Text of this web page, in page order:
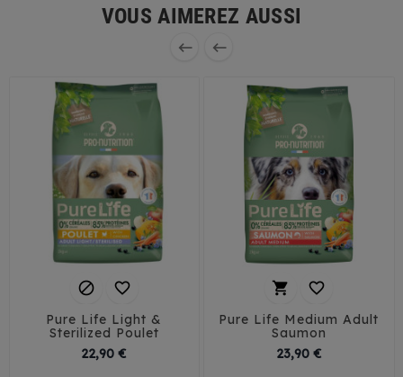
VOUS AIMEREZ AUSSI
 
 
Pure Life Light &
Sterilized Poulet
22,90 €
 
Pure Life Medium Adult
Saumon
23,90 €Prix